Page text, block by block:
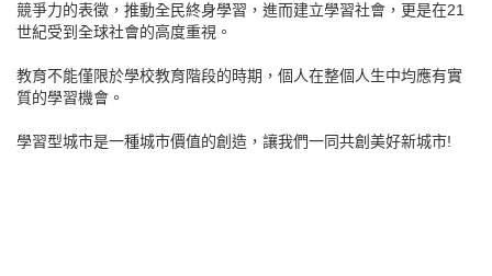
競爭力的表徵，推動全民終身學習，進而建立學習社會，更是在21
世紀受到全球社會的高度重視。
教育不能僅限於學校教育階段的時期，個人在整個人生中均應有實
質的學習機會。
學習型城市是一種城市價值的創造，讓我們一同共創美好新城市!